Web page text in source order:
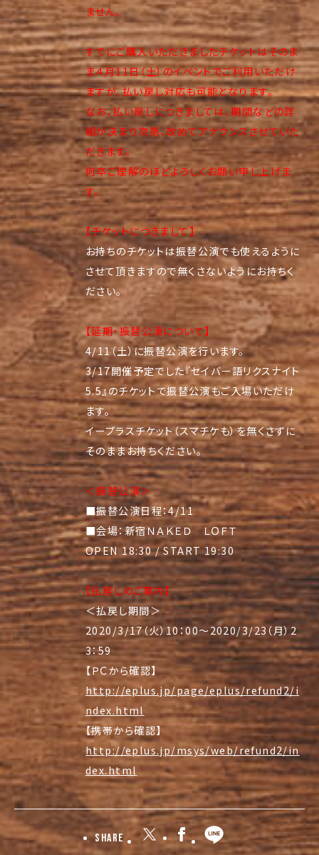
ません。
すでにご購入いただきましたチケットはそのま
ま４月11日（土）のイベントでご利用いただけ
ますが、払い戻し対応も可能となります。
なお、払い戻しにつきましては、期間などの詳
細が決まり次第、改めてアナウンスさせていた
だきます。
何卒ご理解のほどよろしくお願い申し上げま
す。
【チケットにつきまして】
お持ちのチケットは振替公演でも使えるように
させて頂きますので無くさないようにお持ちく
ださい。
【延期・振替公演について】
4/11（土）に振替公演を行います。
3/17開催予定でした『セイバー語リクスナイト
5.5』のチケットで振替公演もご入場いただけ
ます。
イープラスチケット（スマチケも）を無くさずに
そのままお持ちください。
＜振替公演＞
■振替公演日程：4/11
■会場：新宿ＮＡＫＥＤ ＬＯＦＴ
OPEN 18:30 / START 19:30
【払戻しのご案内】
＜払戻し期間＞
2020/3/17（火）10：00～2020/3/23（月）2
3：59
【ＰＣから確認】
http://eplus.jp/page/eplus/refund2/i
ndex.html
【携帯から確認】
http://eplus.jp/msys/web/refund2/in
dex.html
Share